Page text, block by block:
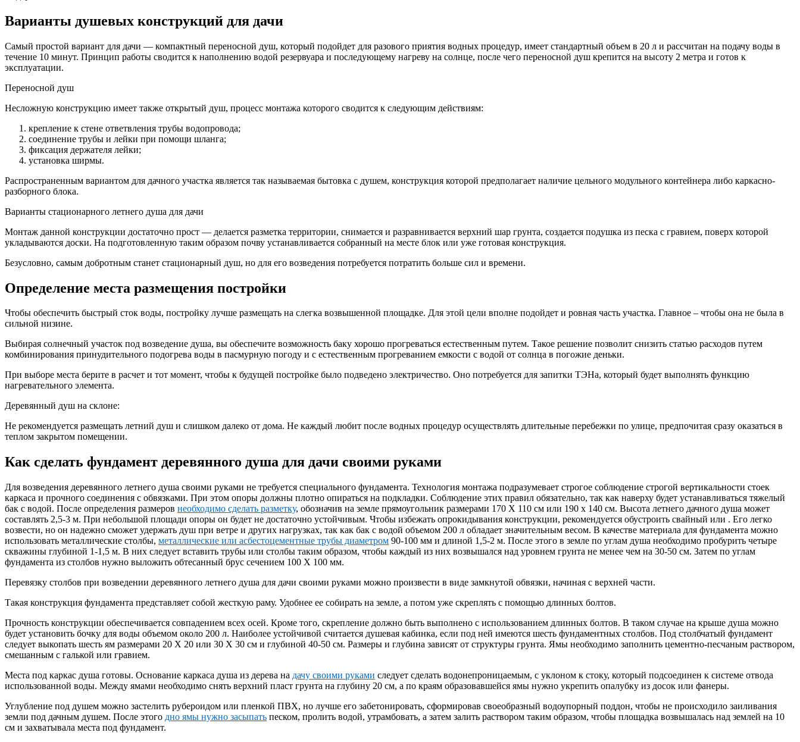
Варианты душевых конструкций для дачи
Самый простой вариант для дачи — компактный переносной душ, который подойдет для разового приятия водных процедур, имеет стандартный объем в 20 л и рассчитан на подачу воды в
течение 10 минут. Принцип работы сводится к наполнению водой резервуара и последующему нагреву на солнце, после чего переносной душ крепится на высоту 2 метра и готов к
эксплуатации.
Переносной душ
Несложную конструкцию имеет также открытый душ, процесс монтажа которого сводится к следующим действиям:
крепление к стене ответвления трубы водопровода;
соединение трубы и лейки при помощи шланга;
фиксация держателя лейки;
установка ширмы.
Распространенным вариантом для дачного участка является так называемая бытовка с душем, конструкция которой предполагает наличие цельного модульного контейнера либо каркасно-
разборного блока.
Варианты стационарного летнего душа для дачи
Монтаж данной конструкции достаточно прост — делается разметка территории, снимается и разравнивается верхний шар грунта, создается подушка из песка с гравием, поверх которой
укладываются доски. На подготовленную таким образом почву устанавливается собранный на месте блок или уже готовая конструкция.
Безусловно, самым добротным станет стационарный душ, но для его возведения потребуется потратить больше сил и времени.
Определение места размещения постройки
Чтобы обеспечить быстрый сток воды, постройку лучше размещать на слегка возвышенной площадке. Для этой цели вполне подойдет и ровная часть участка. Главное – чтобы она не была в
сильной низине.
Выбирая солнечный участок под возведение душа, вы обеспечите возможность баку хорошо прогреваться естественным путем. Такое решение позволит снизить статью расходов путем
комбинирования принудительного подогрева воды в пасмурную погоду и с естественным прогреванием емкости с водой от солнца в погожие деньки.
При выборе места берите в расчет и тот момент, чтобы к будущей постройке было подведено электричество. Оно потребуется для запитки ТЭНа, который будет выполнять функцию
нагревательного элемента.
Деревянный душ на склоне:
Не рекомендуется размещать летний душ и слишком далеко от дома. Не каждый любит после водных процедур осуществлять длительные перебежки по улице, предпочитая сразу оказаться в
теплом закрытом помещении.
Как сделать фундамент деревянного душа для дачи своими руками
Для возведения деревянного летнего душа своими руками не требуется специального фундамента. Технология монтажа подразумевает строгое соблюдение строгой вертикальности стоек
каркаса и прочного соединения с обвязками. При этом опоры должны плотно опираться на подкладки. Соблюдение этих правил обязательно, так как наверху будет устанавливаться тяжелый
бак с водой. После определения размеров необходимо сделать разметку, обозначив на земле прямоугольник размерами 170 X 110 см или 190 х 140 см. Высота летнего дачного душа может
составлять 2,5-3 м. При небольшой площади опоры он будет не достаточно устойчивым. Чтобы избежать опрокидывания конструкции, рекомендуется обустроить свайный или . Его легко
возвести, но он надежно сможет удержать душ при ветре и других нагрузках, так как бак с водой объемом 200 л обладает значительным весом. В качестве материала для фундамента можно
использовать металлические столбы, металлические или асбестоцементные трубы диаметром 90-100 мм и длиной 1,5-2 м. После этого в земле по углам душа необходимо пробурить четыре
скважины глубиной 1-1,5 м. В них следует вставить трубы или столбы таким образом, чтобы каждый из них возвышался над уровнем грунта не менее чем на 30-50 см. Затем по углам
фундамента из столбов нужно выложить обтесанный брус сечением 100 X 100 мм.
Перевязку столбов при возведении деревянного летнего душа для дачи своими руками можно произвести в виде замкнутой обвязки, начиная с верхней части.
Такая конструкция фундамента представляет собой жесткую раму. Удобнее ее собирать на земле, а потом уже скреплять с помощью длинных болтов.
Прочность конструкции обеспечивается совпадением всех осей. Кроме того, скрепление должно быть выполнено с использованием длинных болтов. В таком случае на крыше душа можно
будет установить бочку для воды объемом около 200 л. Наиболее устойчивой считается душевая кабинка, если под ней имеются шесть фундаментных столбов. Под столбчатый фундамент
следует выкопать шесть ям размерами 20 X 20 или 30 X 30 см и глубиной 40-50 см. Размеры и глубина зависят от структуры грунта. Ямы необходимо заполнить цементно-песчаным раствором,
смешанным с галькой или гравием.
Места под каркас душа готовы. Основание каркаса душа из дерева на дачу своими руками следует сделать водонепроницаемым, с уклоном к стоку, который подсоединен к системе отвода
использованной воды. Между ямами необходимо снять верхний пласт грунта на глубину 20 см, а по краям образовавшейся ямы нужно укрепить опалубку из досок или фанеры.
Углубление под душем можно застелить рубероидом или пленкой ПВХ, но лучше его забетонировать, сформировав своеобразный водоупорный поддон, чтобы не происходило заиливания
земли под дачным душем. После этого дно ямы нужно засыпать песком, пролить водой, утрамбовать, а затем залить раствором таким образом, чтобы площадка возвышалась над землей на 10
см и захватывала места под фундамент.